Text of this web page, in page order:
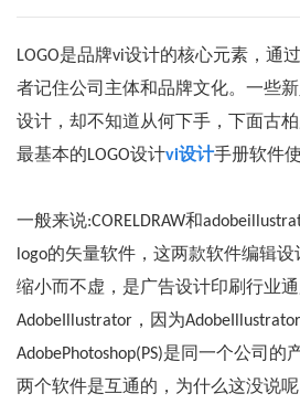
LOGO是品牌vi设计的核心元素，通
者记住公司主体和品牌文化。一些
设计，却不知道从何下手，下面古
最基本的LOGO设计vi设计手册软件
一般来说:CORELDRAW和
logo的矢量软件，这两款软件编辑
缩小而不虚，是广告设计印刷行业
AdobeIllustrator，因为
AdobePhotoshop(PS)是同一个公司
两个软件是互通的，为什么这没说